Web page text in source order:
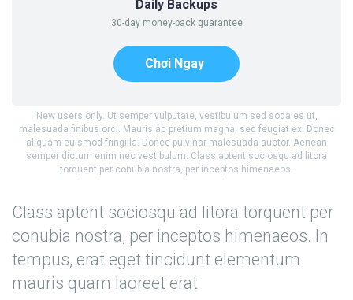
Daily Backups
30-day money-back guarantee
Chơi Ngay
New users only. Ut semper vulputate, vestibulum sed sodales ut,
malesuada finibus orci. Mauris ac pretium magna, sed feugiat ex. Donec
aliquam euismod fringilla. Donec pulvinar malesuada auctor. Aenean
semper dictum enim nec vestibulum. Class aptent sociosqu ad litora
torquent per conubia nostra, per inceptos himenaeos.
Class aptent sociosqu ad litora torquent per
conubia nostra, per inceptos himenaeos. In
tempus, erat eget tincidunt elementum
mauris quam laoreet erat